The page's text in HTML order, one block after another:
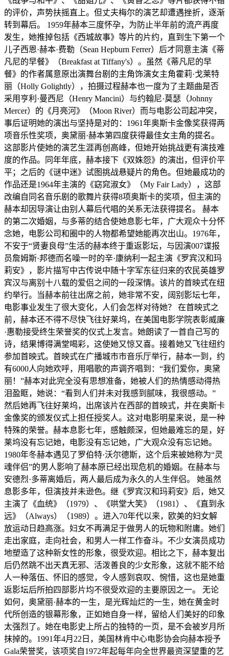
的评价，声势扶摇直上。但丈夫梅尔的演艺却遭遇挫折，逐渐
转到幕后。 1959年赫本三度怀孕，为防止半年前的流产再度
发生，她推掉包括《西城故事》等片的片约，直到生下第一个
儿子西恩·赫本·费勒（Sean Hepburn Ferrer）后才同意主演《蒂
凡尼的早餐》（Breakfast at Tiffany's）。虽然《蒂凡尼的早
餐》的作者属意原出演舞台剧的主角饰演女主角霍莉·戈莱特
丽（Holly Golightly），拍摄过程赫本也一度为了主题曲是否
采用亨利·曼西尼（Henry Mancini）与约翰尼·莫瑟（Johnny
Mercer）的《月亮河》（Moon River）而与电影公司起冲突，
事后证明她的演出与坚持是对的：1961年奥斯卡金像奖获得两
项音乐性奖项，奥黛丽·赫本第四度获得最佳女主角的提名。
这部影片使她的演艺生涯再创高峰，但她开始挑战更有演技难
度的作品。同年年底，赫本接下《双姝怨》的演出，但评价平
平；之后的《谜中迷》试图挑战悬疑片的角色。但她最成功的
作品还是1964年主演的《窈窕淑女》（My Fair Lady），这部
改编自同名音乐剧的歌舞片获得8项奥斯卡的奖项，但主演的
赫本却因导演让由别人幕后代唱的关系无法获得提名。 赫本
的第二次婚姻，与多蒂的结合使她息影七年，广大观众十分怀
念她，电影公司和圈中的人物都希望她能再次出山。1976年，
不安于“贤妻良母”生活的赫本终于重返影坛，与因演007谍报
员詹姆斯·邦德而名噪一时的辛·康纳利一起主演《罗宾汉和玛
莉安》，影片描写中古传说中随十字军东征归来的农民英雄罗
宾汉与离别十八载的爱侣之间的一段深情。该片的首映式在纽
约举行。当赫本前往出席之前，她非常不安，阔别影坛七年，
电影事业发生了很大变化，人们会怎样对待她？ 在首映式之
前，赫本还不得不尽快飞往好莱坞，在美国电影学院表彰威廉
·惠勒接受终生荣誉奖的仪式上发言。她朗读了一首自己写的
诗，结果博得满堂喝彩，这使她又惊又喜。接着她又飞往纽约
参加首映式。首映式在广播城市市音乐厅举行，赫本一到，约
有6000人向她欢呼，用唱歌的声调齐唱到：“我们爱你，奥黛
丽！”赫本对此完全没有思想准备，她被人们的热情感动得热
泪盈眶，她说：“看到人们并未对我感到腻味，我很感动。”
然后她再飞往好莱坞，出席该片在西部的首映式，并在奥斯卡
金像奖的颁发仪式上担任授奖人。这对电影明星来说，是一种
特殊的荣誉。赫本息影七年，感触颇深，但她最难忘的是，好
莱坞没有忘记她，电影没有忘记她，广大观众没有忘记她。
1980年冬赫本遇见了罗伯特·沃尔德斯，这个后来被她称为“灵
魂伴侣”的男人影响了赫本原已经出现危机的婚姻。在赫本与
安德烈·多蒂离婚后，两人最后成为永久的人生伴侣。 她虽然
息影多年，但演技并未逊色。继《罗宾汉和玛莉安》后，她又
主演了《血统》（1979）、《哄堂大笑》（1981）、《直到永
远》（Always）（1989）。进入70年代以来，欧美的妇女解
放运动日趋高涨。妇女不再满足于做男人的玩物和附庸。她们
走出家庭，走向社会，和男人一样工作奋斗。不少女演员成功
地塑造了这种新女性的形象，很受欢迎。相比之下，赫本复出
后仍然跳不出天真无邪、活泼善良的少女形象，这就不能不给
人一种落伍、怀旧的感觉，令人感到哀叹、惋惜，这也是她重
返影坛后所拍四部影片均不很受欢迎的主要原因之一。 无论
如何，奥黛丽·赫本的一生，是光辉灿烂的一生，她在黄金时
代所创造的银幕形象，正如她自身一样，留给人们美好的印象
太强烈了。她在电影史上所占的独特的一页，是不会被岁月所
抹掉的。1991年4月22日，美国林肯中心电影协会向赫本授予
Gala荣誉奖，该项奖自1972年起每年向全世界最资深望重的艺